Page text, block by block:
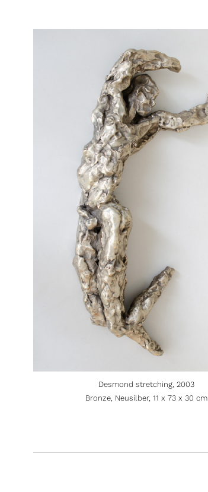
Desmond stretching, 2003
Bronze, Neusilber, 11 x 73 x 30 cm